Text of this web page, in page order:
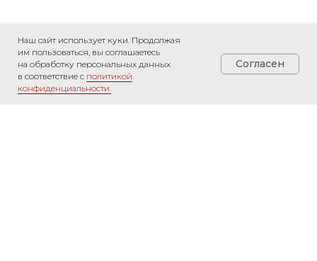
Наш сайт использует куки. Продолжая
им пользоваться, вы соглашаетесь
на обработку персональных данных
в соответствие с политикой
конфиденциальности.
Согласен